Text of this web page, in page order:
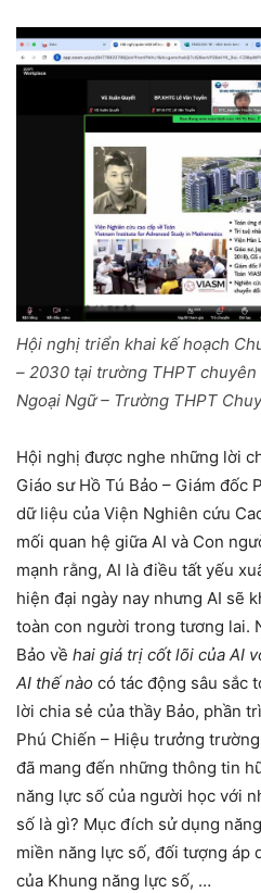
Hội nghị triển khai kế hoạch
– 2030 tại trường THPT
Ngoại Ngữ – Trường THPT
Hội nghị được nghe những lời
Giáo sư Hồ Tú Bảo – Giám đốc
dữ liệu của Viện Nghiên cứu
mối quan hệ giữa AI và Con
mạnh rằng, AI là điều tất yếu
hiện đại ngày nay nhưng AI sẽ
toàn con người trong tương lai.
Bảo về hai giá trị cốt lõi của AI
AI thế nào có tác động sâu sắc
lời chia sẻ của thầy Bảo, phần
Phú Chiến – Hiệu trưởng
đã mang đến những thông tin
năng lực số của người học với
số là gì? Mục đích sử dụng
miền năng lực số, đối tượng áp
của Khung năng lực số, …